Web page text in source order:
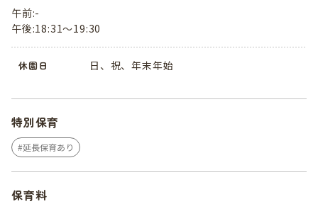
午前:-
午後:18:31～19:30
休園日 日、祝、年末年始
特別保育
延長保育あり
保育料